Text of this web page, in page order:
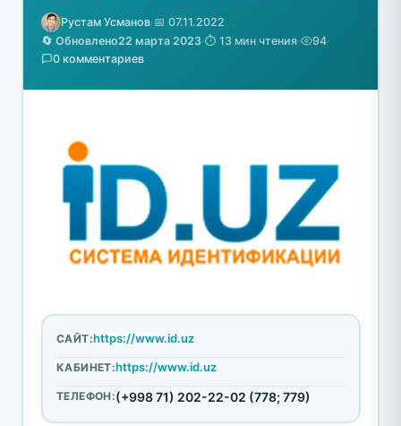
Рустам Усманов·📅 07.11.2022
🔄 Обновлено22 марта 2023·⏱️ 13 мин чтения· 94·
0 комментариев
САЙТ:https://www.id.uz
КАБИНЕТ:https://www.id.uz
ТЕЛЕФОН:(+998 71) 202-22-02 (778; 779)